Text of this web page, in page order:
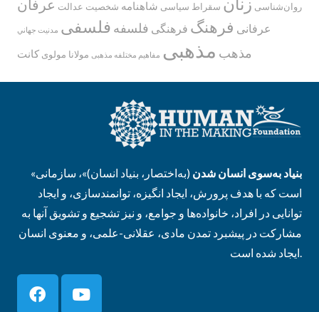
روان‌شناسی سقراط سیاسی شاهنامه شخصیت عدالت عرفان
عرفانی فرهنگ فرهنگی فلسفه فلسفی مدنيت جهاني
مذهب مذهبی مفاهیم مختلفه مذهبی مولانا مولوی کانت
« بنیاد به‌سوی انسان شدن (به‌اختصار، بنیاد انسان)»، سازمانی
است که با هدف پرورش، ایجاد انگیزه، توانمندسازی، و ایجاد
توانایی در افراد، خانواده‌ها و جوامع، و نیز تشجیع و تشویق آنها به
مشارکت در پیشبرد تمدن مادی، عقلانی-علمی، و معنوی انسان
ایجاد شده است.